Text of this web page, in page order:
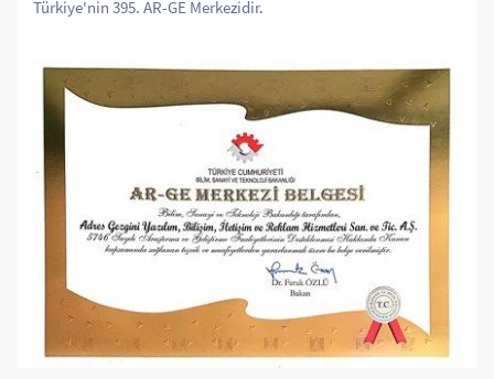
Türkiye'nin 395. AR-GE Merkezidir.